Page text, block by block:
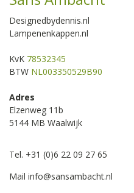
Designedbydennis.nl
Lampenenkappen.nl
KvK 78532345
BTW NL003350529B90
Adres
Elzenweg 11b
5144 MB Waalwijk
Tel. +31 (0)6 22 09 27 65
Mail info@sansambacht.nl